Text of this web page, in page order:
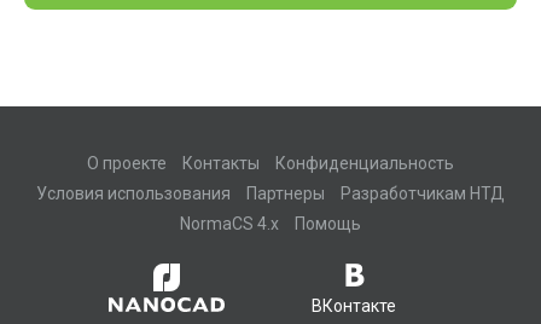
О проекте Контакты
Конфиденциальность
Условия использования
Партнеры
Разработчикам НТД
NormaCS 4.x
Помощь
ВКонтакте